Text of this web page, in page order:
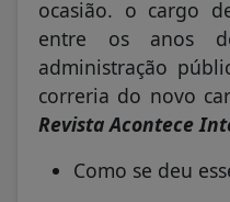
ocasião. o cargo
entre os anos
administração
correria do novo
Revista Acontece
Como se deu